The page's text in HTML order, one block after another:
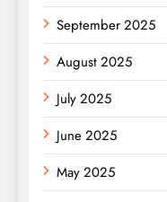
September 2025
August 2025
July 2025
June 2025
May 2025